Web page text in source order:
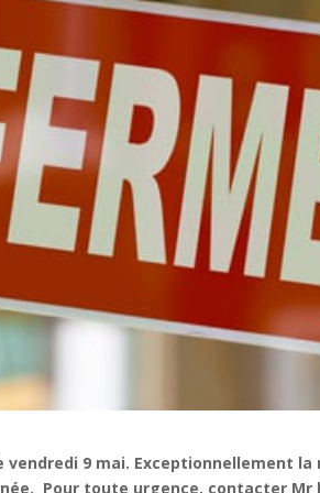
9 mai. Exceptionnellement la
Pour toute urgence, contacter Mr